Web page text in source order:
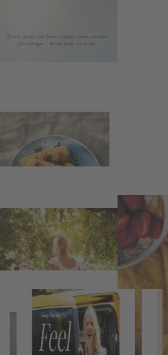
anbaut, ist das Kochen eine der
liebsten Rezepte aus der
: So lebt und kocht
– 1
00 % plantbased
Leben des Stars auf Vancouver
die Ihnen gefallen